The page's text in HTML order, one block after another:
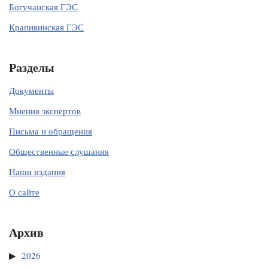
Богучанская ГЭС
Крапивинская ГЭС
Разделы
Документы
Мнения экспертов
Письма и обращения
Общественные слушания
Наши издания
О сайте
Архив
2026